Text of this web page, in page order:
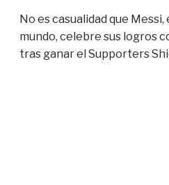
No es casualidad que
mundo, celebre sus logros
tras ganar el Supporters